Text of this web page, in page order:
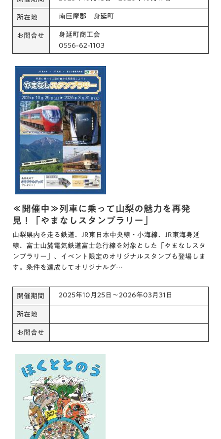
所在地 南巨摩郡 身延町
お問合せ
身延町商工会
0556-62-1103
≪開催中≫列車に乗って山梨の魅力を再発
見！「やまなしスタンプラリー」
山梨県内を走る鉄道、JR東日本中央線・小海線、JR東海身延
線、富士山麓電気鉄道富士急行線を対象とした「やまなしスタ
ンプラリー」、イベント限定のオリジナルスタンプも登場しま
す。条件を達成してオリジナルグ…
開催期間 2025年10月25日～2026年03月31日
所在地
お問合せ